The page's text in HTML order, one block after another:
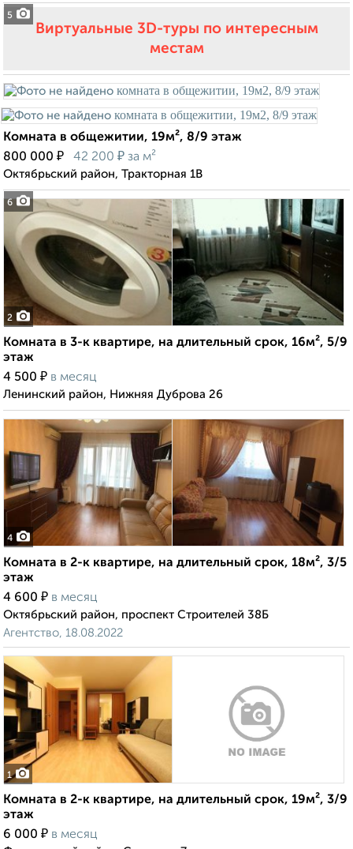
5
Виртуальные 3D-туры по интересным
местам
6
Комната в общежитии, 19м², 8/9 этаж
800 000 ₽ 42 200 ₽ за м²
Октябрьский район, Тракторная 1В
2
Комната в 3-к квартире, на длительный срок, 16м², 5/9
этаж
4 500 ₽ в месяц
Ленинский район, Нижняя Дуброва 26
4
Комната в 2-к квартире, на длительный срок, 18м², 3/5
этаж
4 600 ₽ в месяц
Октябрьский район, проспект Строителей 38Б
Агентство, 18.08.2022
1
Комната в 2-к квартире, на длительный срок, 19м², 3/9
этаж
6 000 ₽ в месяц